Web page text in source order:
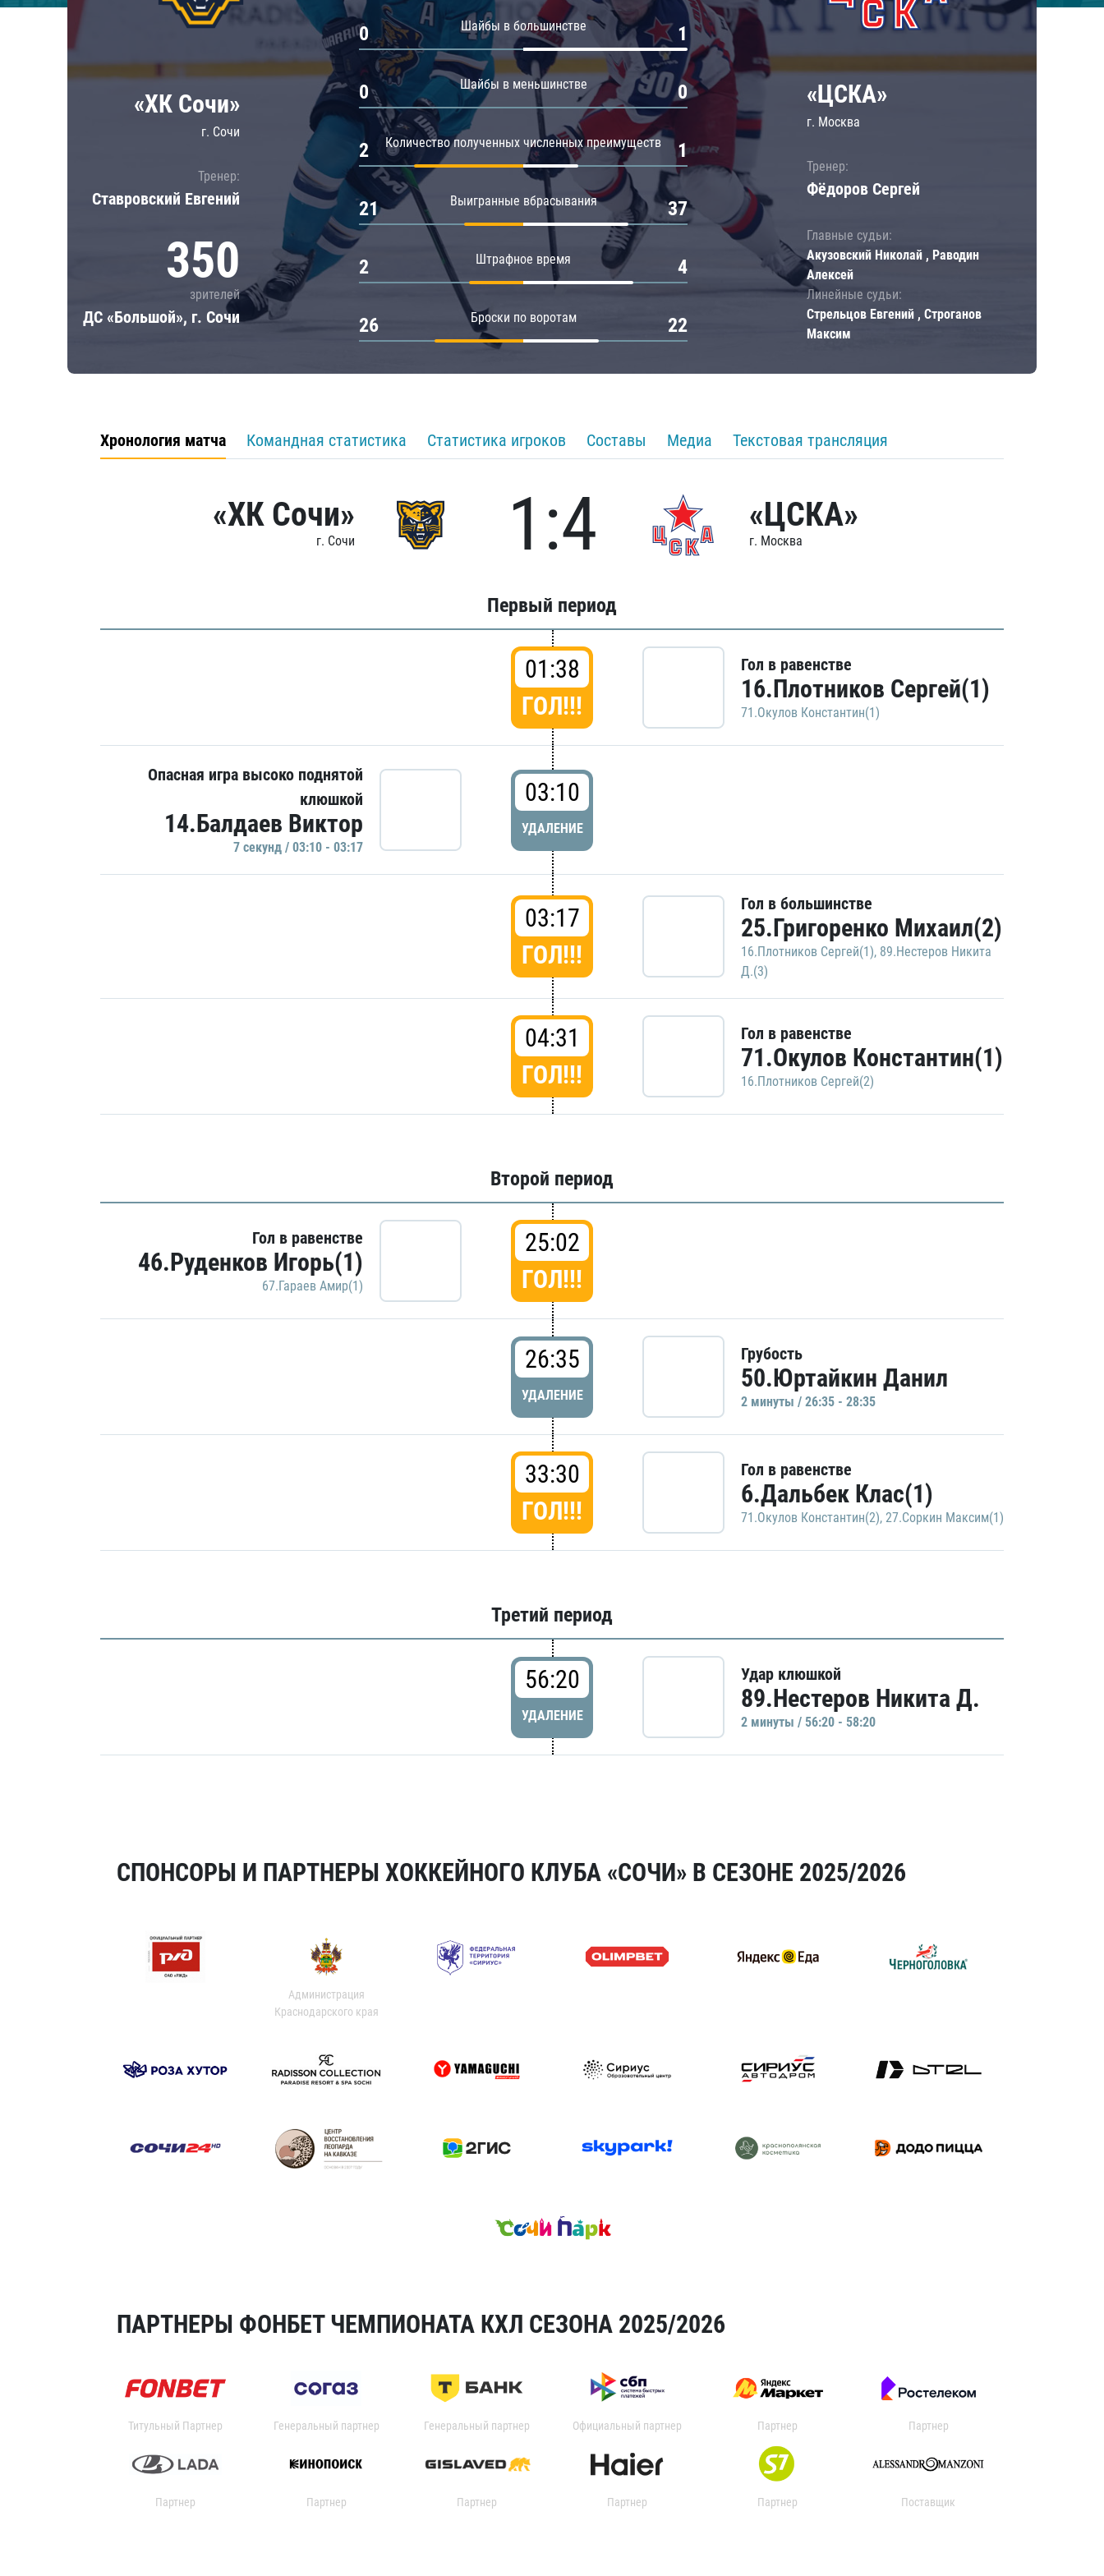
Локомотив
ЦСКА
Шанхайские Драконы
Амур
Барыс
Салават Юлаев
«ХК Сочи»
г. Сочи
Тренер:
Ставровский Евгений
350
зрителей
ДС «Большой», г. Сочи
Шайбы в большинстве
0 1
Шайбы в меньшинстве
0 0
Количество полученных численных преимуществ
2 1
Выигранные вбрасывания
21 37
Штрафное время
2 4
Броски по воротам
26 22
«ЦСКА»
г. Москва
Тренер:
Фёдоров Сергей
Главные судьи:
Акузовский Николай , Раводин
Алексей
Линейные судьи:
Стрельцов Евгений , Строганов
Максим
Хронология матча Командная статистика Статистика игроков Составы Медиа Текстовая трансляция
«ХК Сочи»
г. Сочи 1:4 «ЦСКА»
г. Москва
Первый период
01:38
ГОЛ!!!
Гол в равенстве
16.Плотников Сергей(1)
71.Окулов Константин(1)
Опасная игра высоко поднятой
клюшкой
14.Балдаев Виктор
7 секунд / 03:10 - 03:17
03:10
УДАЛЕНИЕ
03:17
ГОЛ!!!
Гол в большинстве
25.Григоренко Михаил(2)
16.Плотников Сергей(1), 89.Нестеров Никита
Д.(3)
04:31
ГОЛ!!!
Гол в равенстве
71.Окулов Константин(1)
16.Плотников Сергей(2)
Второй период
Гол в равенстве
46.Руденков Игорь(1)
67.Гараев Амир(1)
25:02
ГОЛ!!!
26:35
УДАЛЕНИЕ
Грубость
50.Юртайкин Данил
2 минуты / 26:35 - 28:35
33:30
ГОЛ!!!
Гол в равенстве
6.Дальбек Клас(1)
71.Окулов Константин(2), 27.Соркин Максим(1)
Третий период
56:20
УДАЛЕНИЕ
Удар клюшкой
89.Нестеров Никита Д.
2 минуты / 56:20 - 58:20
СПОНСОРЫ И ПАРТНЕРЫ ХОККЕЙНОГО КЛУБА «СОЧИ» В СЕЗОНЕ 2025/2026
Администрация
Краснодарского края
ПАРТНЕРЫ ФОНБЕТ ЧЕМПИОНАТА КХЛ СЕЗОНА 2025/2026
Титульный Партнер Генеральный партнер Генеральный партнер Официальный партнер Партнер Партнер
Партнер Партнер Партнер Партнер Партнер Поставщик